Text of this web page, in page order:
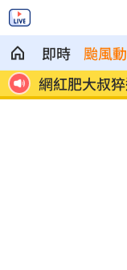
即時 颱風
鍵 網紅肥大叔